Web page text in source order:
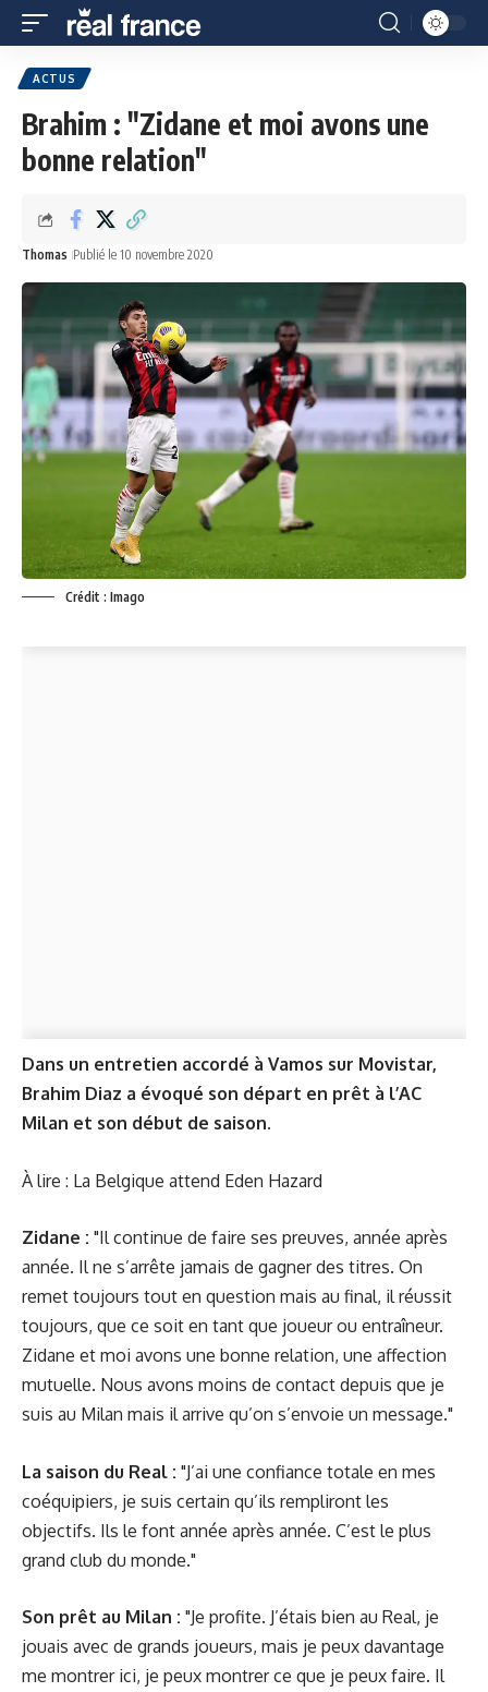
ACTUS
Brahim : "Zidane et moi avons une
bonne relation"
Thomas Publié le 10 novembre 2020
Crédit : Imago
Dans un entretien accordé à Vamos sur Movistar,
Brahim Diaz a évoqué son départ en prêt à l’AC
Milan et son début de saison.
À lire : La Belgique attend Eden Hazard
Zidane : "Il continue de faire ses preuves, année après
année. Il ne s’arrête jamais de gagner des titres. On
remet toujours tout en question mais au final, il réussit
toujours, que ce soit en tant que joueur ou entraîneur.
Zidane et moi avons une bonne relation, une affection
mutuelle. Nous avons moins de contact depuis que je
suis au Milan mais il arrive qu’on s’envoie un message."
La saison du Real : "J’ai une confiance totale en mes
coéquipiers, je suis certain qu’ils rempliront les
objectifs. Ils le font année après année. C’est le plus
grand club du monde."
Son prêt au Milan : "Je profite. J’étais bien au Real, je
jouais avec de grands joueurs, mais je peux davantage
me montrer ici, je peux montrer ce que je peux faire. Il